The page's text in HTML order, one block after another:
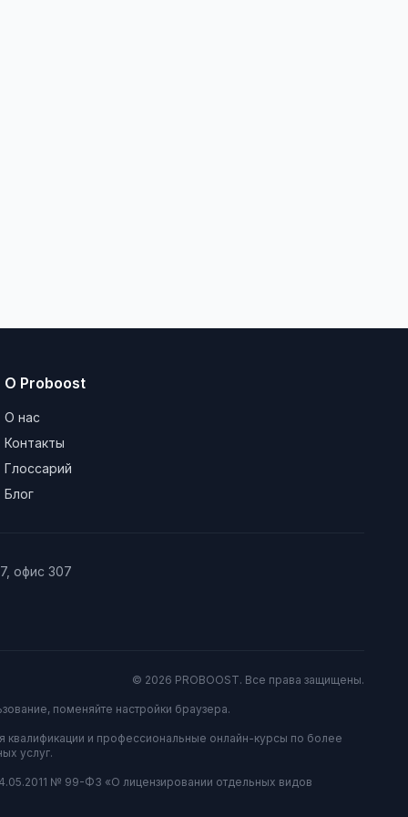
О Proboost
О нас
Контакты
Глоссарий
Блог
офис 307
© 2026 PROBOOST. Все права защищены.
поменяйте настройки браузера.
и профессиональные онлайн-курсы по более
услуг.
№ 99-ФЗ «О лицензировании отдельных видов